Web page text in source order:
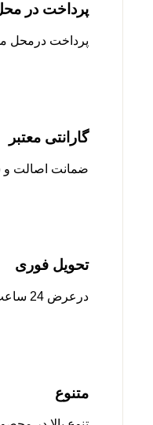
پرداخت در
پرداخت درمحل
گارانتی معتبر
ضمانت اصالت و
تحویل فوری
درعرض 24 ساعت در شهرتهران
متنوع